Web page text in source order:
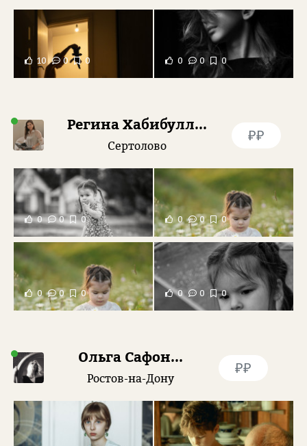
10 0 0 0 0 0
Регина Хабибуллина
Сертолово
₽₽
0 0 0 0 0 0
0 0 0 0 0 0
Ольга Сафонова
Ростов-на-Дону
₽₽